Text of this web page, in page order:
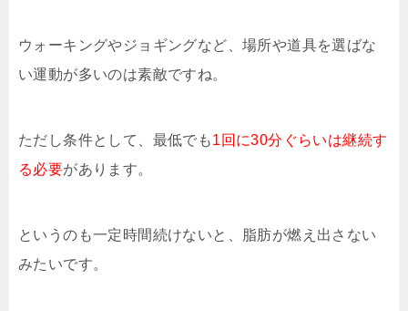
ウォーキングやジョギングなど、場所や道具を選ばな
い運動が多いのは素敵ですね。
ただし条件として、最低でも1回に30分ぐらいは継続す
る必要があります。
というのも一定時間続けないと、脂肪が燃え出さない
みたいです。